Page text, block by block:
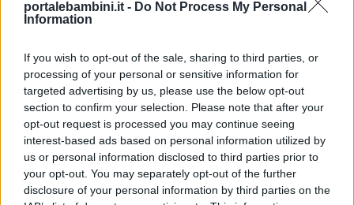
portalebambini.it - Do Not Process My Personal
Information
If you wish to opt-out of the sale, sharing to third parties, or
processing of your personal or sensitive information for
targeted advertising by us, please use the below opt-out
section to confirm your selection. Please note that after your
opt-out request is processed you may continue seeing
interest-based ads based on personal information utilized by
us or personal information disclosed to third parties prior to
your opt-out. You may separately opt-out of the further
disclosure of your personal information by third parties on the
Link